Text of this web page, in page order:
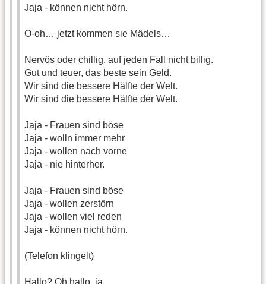
Jaja - können nicht hörn.
O-oh… jetzt kommen sie Mädels…
Nervös oder chillig, auf jeden Fall nicht billig.
Gut und teuer, das beste sein Geld.
Wir sind die bessere Hälfte der Welt.
Wir sind die bessere Hälfte der Welt.
Jaja - Frauen sind böse
Jaja - wolln immer mehr
Jaja - wollen nach vorne
Jaja - nie hinterher.
Jaja - Frauen sind böse
Jaja - wollen zerstörn
Jaja - wollen viel reden
Jaja - können nicht hörn.
(Telefon klingelt)
Hallo? Oh hallo, ja.